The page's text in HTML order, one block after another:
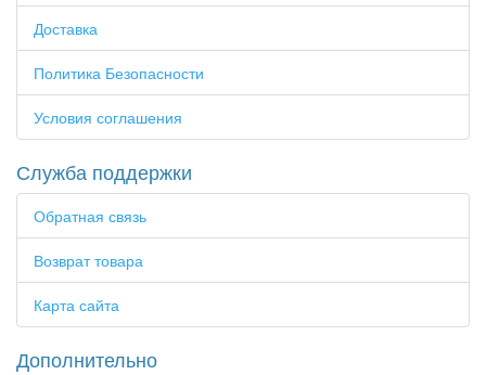
Доставка
Политика Безопасности
Условия соглашения
Служба поддержки
Обратная связь
Возврат товара
Карта сайта
Дополнительно